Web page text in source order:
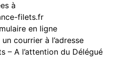
à
filets.fr
en ligne
courrier à l’adresse
– A l’attention du Délégué